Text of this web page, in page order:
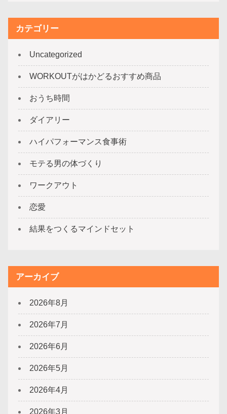
カテゴリー
Uncategorized
WORKOUTがはかどるおすすめ商品
おうち時間
ダイアリー
ハイパフォーマンス食事術
モテる男の体づくり
ワークアウト
恋愛
結果をつくるマインドセット
アーカイブ
2026年8月
2026年7月
2026年6月
2026年5月
2026年4月
2026年3月